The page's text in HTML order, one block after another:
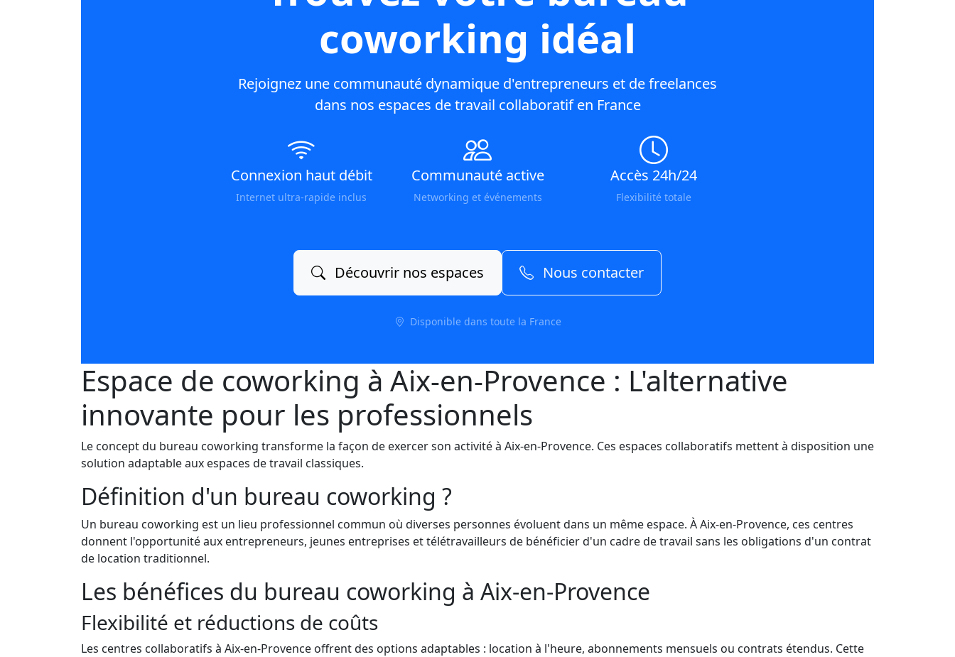
coworking idéal
Rejoignez une communauté dynamique d'entrepreneurs et de freelances
dans nos espaces de travail collaboratif en France
Connexion haut débit
Internet ultra-rapide inclus
Communauté active
Networking et événements
Accès 24h/24
Flexibilité totale
Découvrir nos espaces Nous contacter
Disponible dans toute la France
Espace de coworking à Aix-en-Provence : L'alternative
innovante pour les professionnels
Le concept du bureau coworking transforme la façon de exercer son activité à Aix-en-Provence. Ces espaces collaboratifs mettent à disposition une
solution adaptable aux espaces de travail classiques.
Définition d'un bureau coworking ?
Un bureau coworking est un lieu professionnel commun où diverses personnes évoluent dans un même espace. À Aix-en-Provence, ces centres
donnent l'opportunité aux entrepreneurs, jeunes entreprises et télétravailleurs de bénéficier d'un cadre de travail sans les obligations d'un contrat
de location traditionnel.
Les bénéfices du bureau coworking à Aix-en-Provence
Flexibilité et réductions de coûts
Les centres collaboratifs à Aix-en-Provence offrent des options adaptables : location à l'heure, abonnements mensuels ou contrats étendus. Cette